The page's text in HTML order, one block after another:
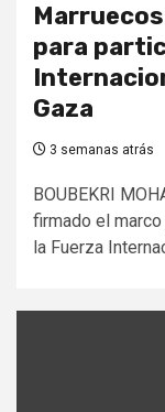
para
Gaza
3 semanas atrás
BOUBEKRI
firmado el
la Fuerza